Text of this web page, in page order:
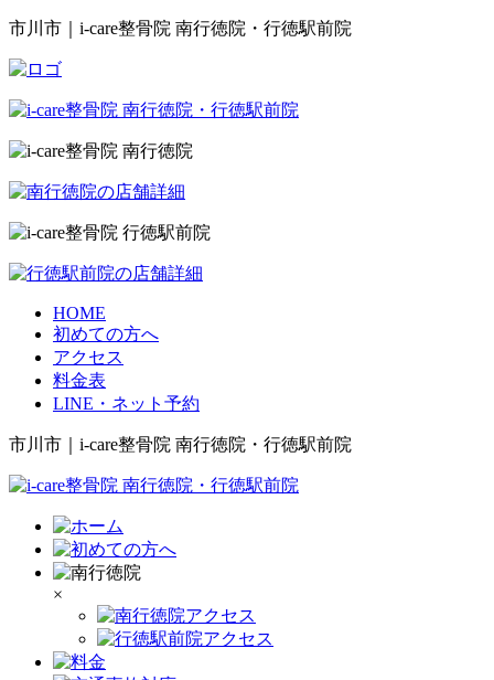
市川市｜i-care整骨院 南行徳院・行徳駅前院
HOME
初めての方へ
アクセス
料金表
LINE・ネット予約
市川市｜i-care整骨院 南行徳院・行徳駅前院
×